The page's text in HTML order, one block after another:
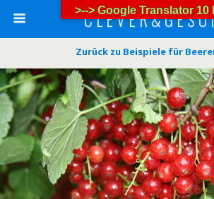
C L E V E R & G E S U
Zurück zu Beispiele für
>--> Google Translator 10